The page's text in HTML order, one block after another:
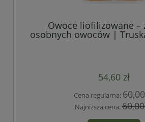
Owoce liofilizowane –
osobnych owoców |
banany, borówki,
54,60 zł
Cena regularna:
Najniższa cena:60,00